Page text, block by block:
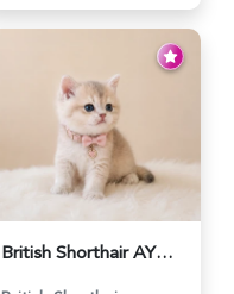
British Shorthair AY12 Güzel Kızımız - 6349